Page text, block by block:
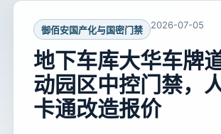
御佰安国产化与国密门禁 2026-07-05
地下车库大华车牌
动园区中控门禁，
卡通改造报价